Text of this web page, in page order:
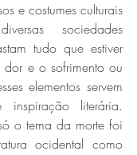
e costumes culturais
sociedades
tudo que estiver
e o sofrimento ou
elementos servem
literária.
o tema da morte foi
ocidental como